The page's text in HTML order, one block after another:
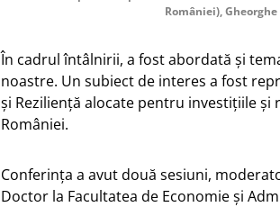
României),
În cadrul întâlnirii, a fost abordată și
noastre. Un subiect de interes a fost
și Reziliență alocate pentru investițiile
României.
Conferința a avut două sesiuni,
Doctor la Facultatea de Economie și